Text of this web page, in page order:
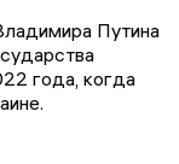
Путина
года, когда